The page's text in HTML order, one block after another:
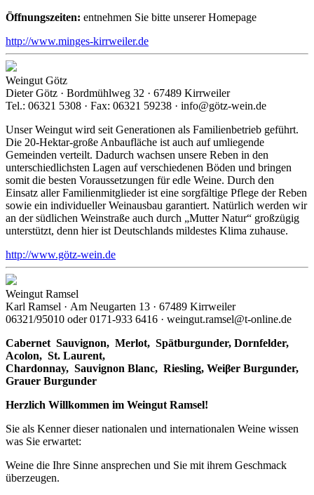
Öffnungszeiten: entnehmen Sie bitte unserer Homepage
http://www.minges-kirrweiler.de
Weingut Götz
Dieter Götz · Bordmühlweg 32 · 67489 Kirrweiler
Tel.: 06321 5308 · Fax: 06321 59238 · info@götz-wein.de
Unser Weingut wird seit Generationen als Familienbetrieb geführt.
Die 20-Hektar-große Anbaufläche ist auch auf umliegende
Gemeinden verteilt. Dadurch wachsen unsere Reben in den
unterschiedlichsten Lagen auf verschiedenen Böden und bringen
somit die besten Voraussetzungen für edle Weine. Durch den
Einsatz aller Familienmitglieder ist eine sorgfältige Pflege der Reben
sowie ein individueller Weinausbau garantiert. Natürlich werden wir
an der südlichen Weinstraße auch durch „Mutter Natur“ großzügig
unterstützt, denn hier ist Deutschlands mildestes Klima zuhause.
http://www.götz-wein.de
Weingut Ramsel
Karl Ramsel · Am Neugarten 13 · 67489 Kirrweiler
06321/95010 oder 0171-933 6416 · weingut.ramsel@t-online.de
Cabernet Sauvignon, Merlot, Spätburgunder, Dornfelder,
Acolon, St. Laurent,
Chardonnay, Sauvignon Blanc, Riesling, Weiβer Burgunder,
Grauer Burgunder
Herzlich Willkommen im Weingut Ramsel!
Sie als Kenner dieser nationalen und internationalen Weine wissen
was Sie erwartet:
Weine die Ihre Sinne ansprechen und Sie mit ihrem Geschmack
überzeugen.